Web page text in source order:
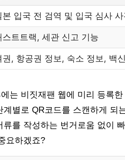
본 입국 전 검역 및 입국 심사
스트트랙, 세관 신고 기능
권, 항공권 정보, 숙소 정보, 백
는 비짓재팬 웹에 미리 등록
별로 QR코드를 스캔하게 되
류를 작성하는 번거로움 없이
요하겠죠?